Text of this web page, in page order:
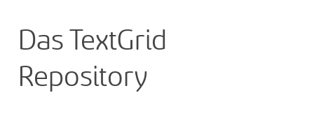
Verfügung gestellt.
Das TextGrid
Repository